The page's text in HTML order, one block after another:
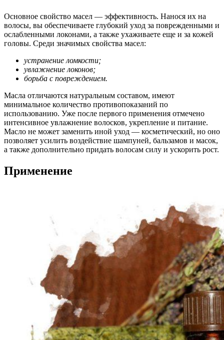
Основное свойство масел — эффективность. Нанося их на
волосы, вы обеспечиваете глубокий уход за поврежденными и
ослабленными локонами, а также ухаживаете еще и за кожей
головы. Среди значимых свойства масел:
устранение ломкости;
увлажнение локонов;
борьба с повреждением.
Масла отличаются натуральным составом, имеют
минимальное количество противопоказаний по
использованию. Уже после первого применения отмечено
интенсивное увлажнение волосков, укрепление и питание.
Масло не может заменить иной уход — косметический, но оно
позволяет усилить воздействие шампуней, бальзамов и масок,
а также дополнительно придать волосам силу и ускорить рост.
Применение